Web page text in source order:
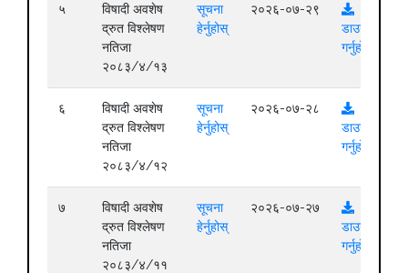
५
विषादी अवशेष
द्रुत विश्लेषण
नतिजा
२०८३/४/१३
सूचना
हेर्नुहोस्
२०२६-०७-२९
डाउनलोड
गर्नुहोस्
६
विषादी अवशेष
द्रुत विश्लेषण
नतिजा
२०८३/४/१२
सूचना
हेर्नुहोस्
२०२६-०७-२८
डाउनलोड
गर्नुहोस्
७
विषादी अवशेष
द्रुत विश्लेषण
नतिजा
२०८३/४/११
सूचना
हेर्नुहोस्
२०२६-०७-२७
डाउनलोड
गर्नुहोस्